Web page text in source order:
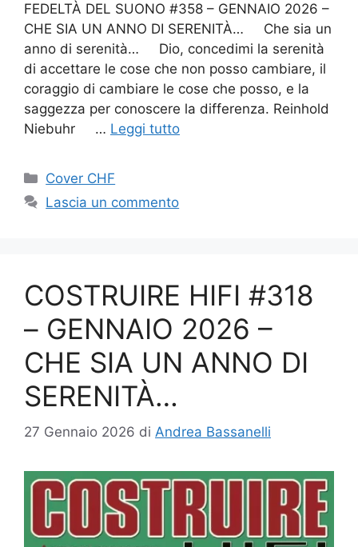
FEDELTÀ DEL SUONO #358 – GENNAIO 2026 –
CHE SIA UN ANNO DI SERENITÀ… Che sia un
anno di serenità… Dio, concedimi la serenità
di accettare le cose che non posso cambiare, il
coraggio di cambiare le cose che posso, e la
saggezza per conoscere la differenza. Reinhold
Niebuhr … Leggi tutto
Categorie
Cover CHF
Lascia un commento
COSTRUIRE HIFI #318
– GENNAIO 2026 –
CHE SIA UN ANNO DI
SERENITÀ…
27 Gennaio 2026 di Andrea Bassanelli